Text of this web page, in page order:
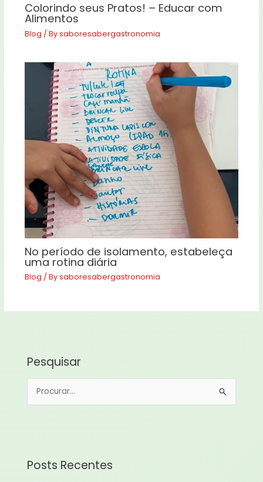
Colorindo seus Pratos! – Educar com
Alimentos
Blog / Bysaboresabergastronomia
No período de isolamento, estabeleça
uma rotina diária
Blog / Bysaboresabergastronomia
Pesquisar
iPosts Recentes